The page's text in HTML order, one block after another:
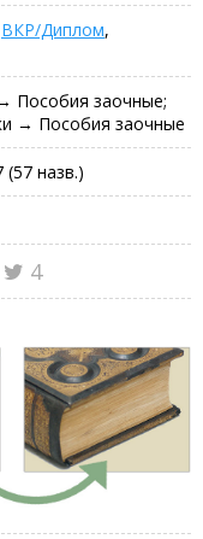
ВКР/Диплом,
Пособия заочные;
→ Пособия заочные
(57 назв.)
4